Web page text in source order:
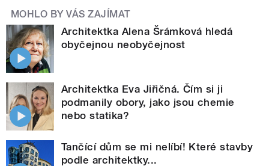
MOHLO BY VÁS ZAJÍMAT
Architektka Alena Šrámková hledá
obyčejnou neobyčejnost
Architektka Eva Jiřičná. Čím si ji
podmanily obory, jako jsou chemie
nebo statika?
Tančící dům se mi nelíbí! Které stavby
podle architektky...